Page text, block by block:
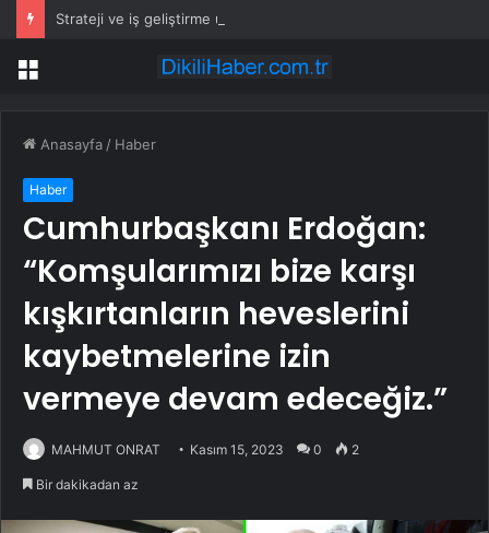
Menü
Anasayfa / Haber
Haber
Cumhurbaşkanı Erdoğan:
“Komşularımızı bize karşı
kışkırtanların heveslerini
kaybetmelerine izin
vermeye devam edeceğiz.”
MAHMUT ONRAT Kasım 15, 2023 0 2
Bir dakikadan az